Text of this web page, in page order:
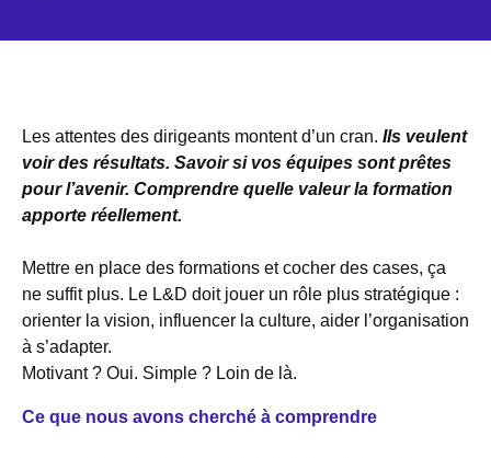
Les attentes des dirigeants montent d’un cran. Ils veulent
voir des résultats. Savoir si vos équipes sont prêtes
pour l’avenir. Comprendre quelle valeur la formation
apporte réellement.
Mettre en place des formations et cocher des cases, ça
ne suffit plus. Le L&D doit jouer un rôle plus stratégique :
orienter la vision, influencer la culture, aider l’organisation
à s’adapter.
Motivant ? Oui. Simple ? Loin de là.
Ce que nous avons cherché à comprendre